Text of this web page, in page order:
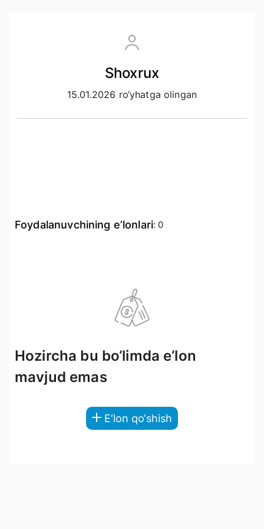
Shoxrux
15.01.2026 ro‘yhatga olingan
Foydalanuvchining e’lonlari: 0
Hozircha bu bo‘limda e‘lon
mavjud emas
E‘lon qo‘shish